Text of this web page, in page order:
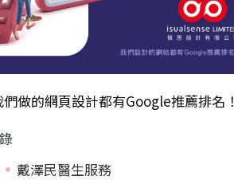
們做的網頁設計都有Google推薦排名！
戴澤民醫生服務